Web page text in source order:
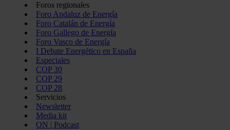
Foros regionales
Foro Andaluz de Energía
Foro Catalán de Energía
Foro Gallego de Energía
Foro Vasco de Energía
I Debate Energético en España
Especiales
COP 30
COP 29
COP 28
Servicios
Newsletter
Media kit
ON | Podcast